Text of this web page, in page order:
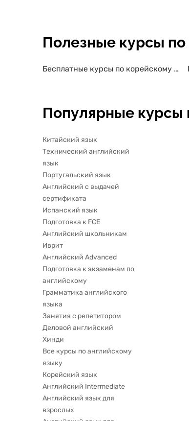
Полезные курсы
Бесплатные курсы по корейскому языку
Популярные курсы
Китайский язык
Технический английский
язык
Португальский язык
Английский с выдачей
сертификата
Испанский язык
Подготовка к FCE
Английский школьникам
Иврит
Английский Advanced
Подготовка к экзаменам по
английскому
Грамматика английского
языка
Занятия с репетитором
Деловой английский
Хинди
Все курсы по английскому
языку
Корейский язык
Английский Intermediate
Английский язык для
взрослых